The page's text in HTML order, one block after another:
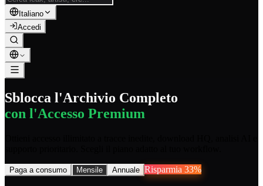
Italiano
Accedi
Sblocca l'Archivio Completo
con l'Accesso Premium
Paga a consumo Mensile Annuale Risparmia 33%